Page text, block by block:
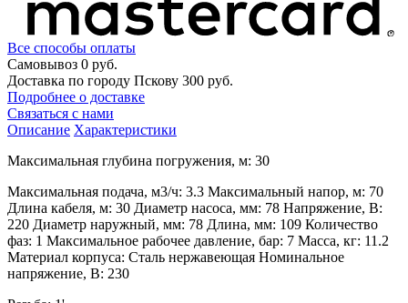
Все способы оплаты
Самовывоз 0 руб.
Доставка по городу Пскову 300 руб.
Подробнее о доставке
Связаться с нами
Описание Характеристики
Максимальная глубина погружения, м: 30
Максимальная подача, м3/ч: 3.3 Максимальный напор, м: 70
Длина кабеля, м: 30 Диаметр насоса, мм: 78 Напряжение, В:
220 Диаметр наружный, мм: 78 Длина, мм: 109 Количество
фаз: 1 Максимальное рабочее давление, бар: 7 Масса, кг: 11.2
Материал корпуса: Сталь нержавеющая Номинальное
напряжение, В: 230